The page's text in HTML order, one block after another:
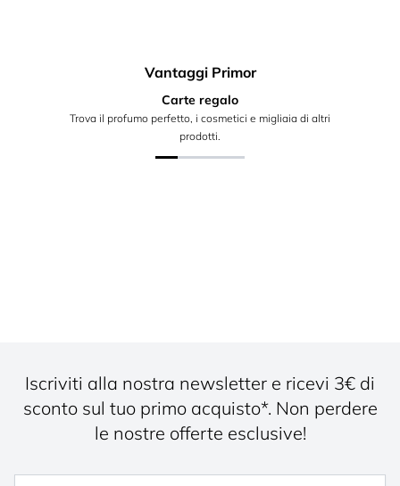
Vantaggi Primor
Carte regalo
Trova il profumo perfetto, i cosmetici e migliaia di altri
prodotti.
Iscriviti alla nostra newsletter e ricevi 3€ di
sconto sul tuo primo acquisto*. Non perdere
le nostre offerte esclusive!